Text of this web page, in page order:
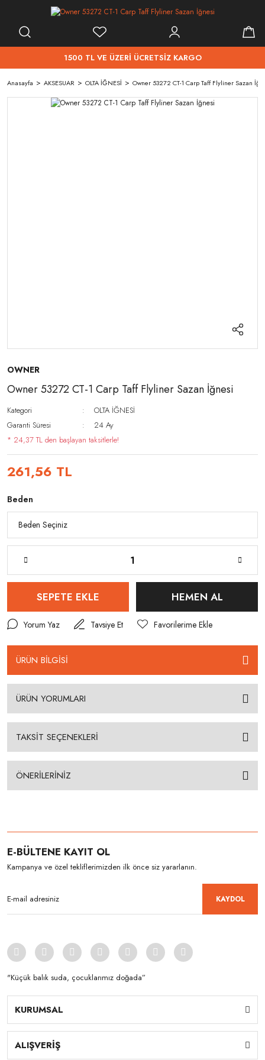
1500 TL VE ÜZERİ ÜCRETSİZ KARGO
Anasayfa AKSESUAR OLTA İĞNESİ Owner 53272 CT-1 Carp Taff Flyliner Sazan
OWNER
Owner 53272 CT-1 Carp Taff Flyliner Sazan İğnesi
Kategori
OLTA İĞNESİ
Garanti Süresi
24 Ay
* 24,37 TL den başlayan taksitlerle!
261,56 TL
Beden
SEPETE EKLE HEMEN AL
Yorum Yaz Tavsiye Et
ÜRÜN BİLGİSİ
ÜRÜN YORUMLARI
TAKSİT SEÇENEKLERİ
ÖNERİLERİNİZ
E-BÜLTENE KAYIT OL
Kampanya ve özel tekliflerimizden ilk önce siz yararlanın.
KAYDOL
"Küçük balık suda, çocuklarımız doğada”
KURUMSAL
ALIŞVERİŞ